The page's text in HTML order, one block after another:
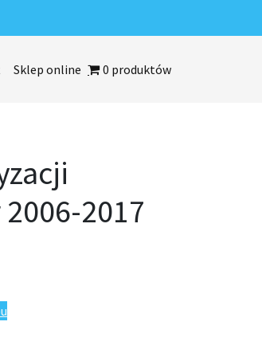
Sklep online 0 produktów
2017
2006-2017